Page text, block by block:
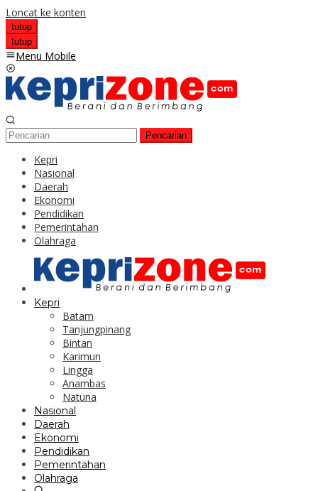
Loncat ke konten
tutup
tutup
Menu Mobile
Pencarian
Kepri
Nasional
Daerah
Ekonomi
Pendidikan
Pemerintahan
Olahraga
Kepri
Batam
Tanjungpinang
Bintan
Karimun
Lingga
Anambas
Natuna
Nasional
Daerah
Ekonomi
Pendidikan
Pemerintahan
Olahraga